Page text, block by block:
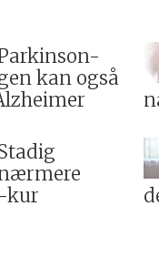
kan også
kur